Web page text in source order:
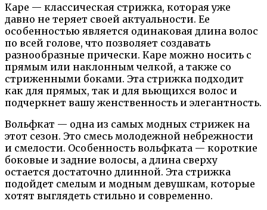
Каре — классическая стрижка, которая уже
давно не теряет своей актуальности. Ее
особенностью является одинаковая длина волос
по всей голове, что позволяет создавать
разнообразные прически. Каре можно носить с
прямым или наклонным челкой, а также со
стриженными боками. Эта стрижка подходит
как для прямых, так и для вьющихся волос и
подчеркнет вашу женственность и элегантность.
Вольфкат — одна из самых модных стрижек на
этот сезон. Это смесь молодежной небрежности
и смелости. Особенность вольфката — короткие
боковые и задние волосы, а длина сверху
остается достаточно длинной. Эта стрижка
подойдет смелым и модным девушкам, которые
хотят выглядеть стильно и современно.